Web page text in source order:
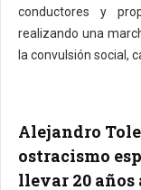
conductores y
realizando una
la convulsión social,
Alejandro
ostracismo
llevar 20 años